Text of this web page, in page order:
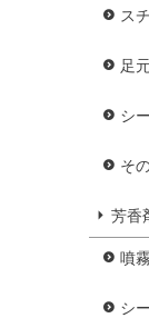
ス
足
シ
そ
芳香
噴
シ